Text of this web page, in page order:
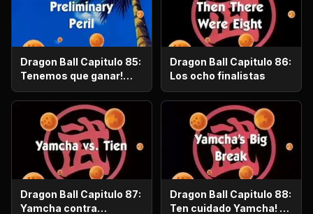
Dragon Ball Capitulo 85:
Tenemos que ganar!
¿Quién llegará a las
preliminares?
Dragon Ball Capitulo 86:
Los ocho finalistas
Dragon Ball Capitulo 87:
Yamcha contra
Dragon Ball Capitulo 88:
Ten cuidado Yamcha! El